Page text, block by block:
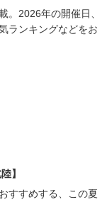
。2026年の開催日、
ランキングなどをお
】
すすめする、この夏